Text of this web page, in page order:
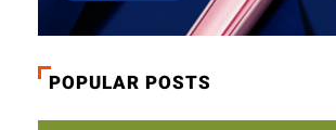
POPULAR POSTS